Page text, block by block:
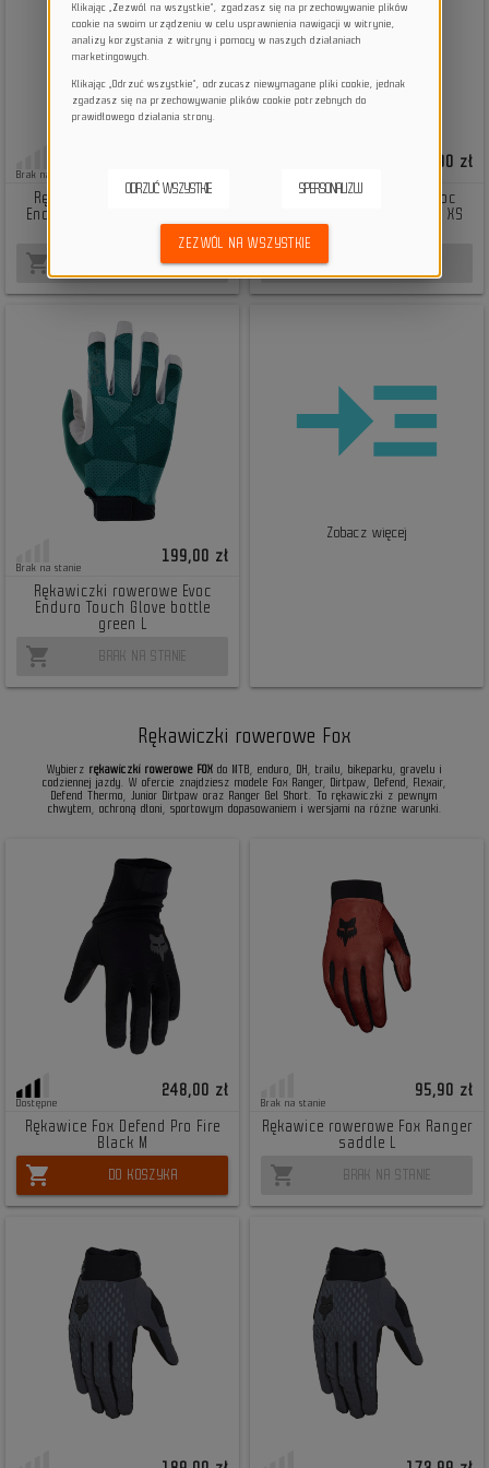
Brak na stanie
Rękawiczki rowerowe Evoc
Enduro Touch Glove black XS
shopping_cart BRAK NA STANIE
199,00 zł
Rękawiczki rowerowe Evoc
Enduro Touch Glove black XS
shopping_cart
Brak na stanie
199,00 zł
Rękawiczki rowerowe Evoc
Enduro Touch Glove bottle
green L
shopping_cart BRAK NA STANIE
Zobacz więcej
Rękawiczki rowerowe Fox
Wybierz rękawiczki rowerowe FOX do MTB, enduro, DH, trailu, bikeparku, gravelu i
codziennej jazdy. W ofercie znajdziesz modele Fox Ranger, Dirtpaw, Defend, Flexair,
Defend Thermo, Junior Dirtpaw oraz Ranger Gel Short. To rękawiczki z pewnym
chwytem, ochroną dłoni, sportowym dopasowaniem i wersjami na różne warunki.
Dostępne
248,00 zł
Rękawice Fox Defend Pro Fire
Black M
shopping_cart DO KOSZYKA
Brak na stanie
95,90 zł
Rękawice rowerowe Fox Ranger
saddle L
shopping_cart BRAK NA STANIE
Klikając „Zezwól na wszystkie”, zgadzasz się na przechowywanie plików
cookie na swoim urządzeniu w celu usprawnienia nawigacji w witrynie,
analizy korzystania z witryny i pomocy w naszych działaniach
marketingowych.
Klikając „Odrzuć wszystkie”, odrzucasz niewymagane pliki cookie, jednak
zgadzasz się na przechowywanie plików cookie potrzebnych do
prawidłowego działania strony.
ODRZUĆ WSZYSTKIE SPERSONALIZUJ
ZEZWÓL NA WSZYSTKIE